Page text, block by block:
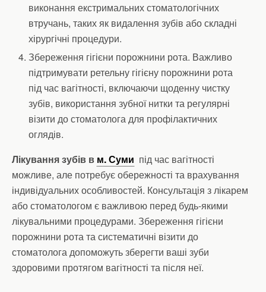
виконання екстримальних стоматологічних
втручань, таких як видалення зубів або складні
хірургічні процедури.
Збереження гігієни порожнини рота. Важливо
підтримувати ретельну гігієну порожнини рота
під час вагітності, включаючи щоденну чистку
зубів, використання зубної нитки та регулярні
візити до стоматолога для профілактичних
оглядів.
Лікування зубів в м. Суми під час вагітності
можливе, але потребує обережності та врахування
індивідуальних особливостей. Консультація з лікарем
або стоматологом є важливою перед будь-якими
лікувальними процедурами. Збереження гігієни
порожнини рота та систематичні візити до
стоматолога допоможуть зберегти ваші зуби
здоровими протягом вагітності та після неї.